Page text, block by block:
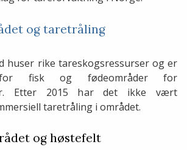
og taretråling
huser rike tareskogsressurser og er
for fisk og fødeområder for
Etter 2015 har det ikke vært
taretråling i området.
og høstefelt